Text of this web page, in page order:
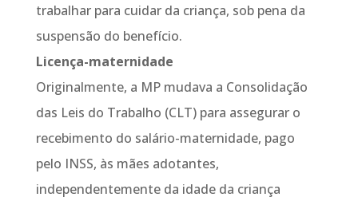
trabalhar para cuidar da criança, sob pena da
suspensão do benefício.
Licença-maternidade
Originalmente, a MP mudava a Consolidação
das Leis do Trabalho (CLT) para assegurar o
recebimento do salário-maternidade, pago
pelo INSS, às mães adotantes,
independentemente da idade da criança